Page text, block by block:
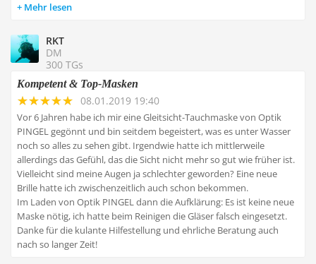
Mehr lesen
RKT
DM
300 TGs
Kompetent & Top-Masken
08.01.2019 19:40
Vor 6 Jahren habe ich mir eine Gleitsicht-Tauchmaske von Optik
PINGEL gegönnt und bin seitdem begeistert, was es unter Wasser
noch so alles zu sehen gibt. Irgendwie hatte ich mittlerweile
allerdings das Gefühl, das die Sicht nicht mehr so gut wie früher ist.
Vielleicht sind meine Augen ja schlechter geworden? Eine neue
Brille hatte ich zwischenzeitlich auch schon bekommen.
Im Laden von Optik PINGEL dann die Aufklärung: Es ist keine neue
Maske nötig, ich hatte beim Reinigen die Gläser falsch eingesetzt.
Danke für die kulante Hilfestellung und ehrliche Beratung auch
nach so langer Zeit!